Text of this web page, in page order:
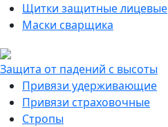
Щитки защитные лицевые
Маски сварщика
Защита от падений с высоты
Привязи удерживающие
Привязи страховочные
Стропы